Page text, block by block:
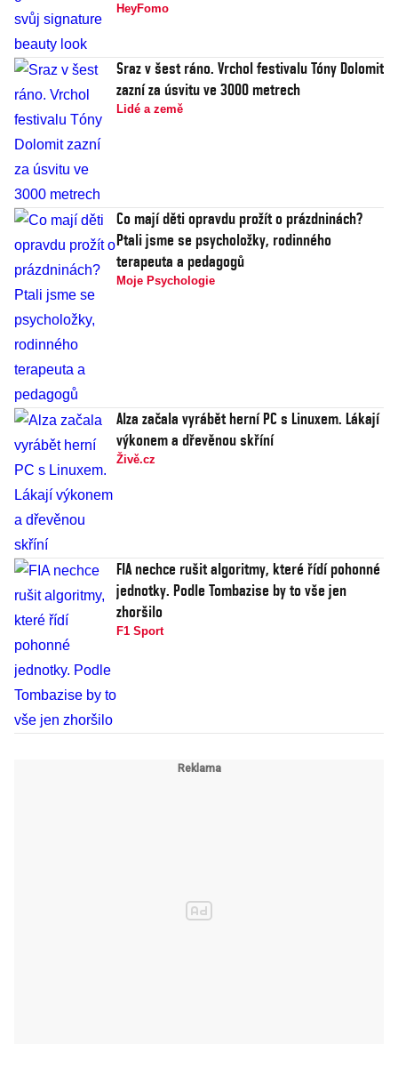
HeyFomo
Sraz v šest ráno. Vrchol festivalu Tóny Dolomit
zazní za úsvitu ve 3000 metrech
Lidé a země
Co mají děti opravdu prožít o prázdninách?
Ptali jsme se psycholožky, rodinného
terapeuta a pedagogů
Moje Psychologie
Alza začala vyrábět herní PC s Linuxem. Lákají
výkonem a dřevěnou skříní
Živě.cz
FIA nechce rušit algoritmy, které řídí pohonné
jednotky. Podle Tombazise by to vše jen
zhoršilo
F1 Sport